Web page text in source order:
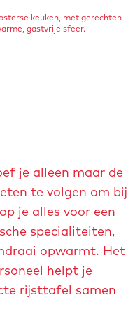
keuken, met gerechten
gastvrije sfeer.
je alleen maar de
te volgen om bij
je alles voor een
specialiteiten,
opwarmt. Het
helpt je
rijsttafel samen